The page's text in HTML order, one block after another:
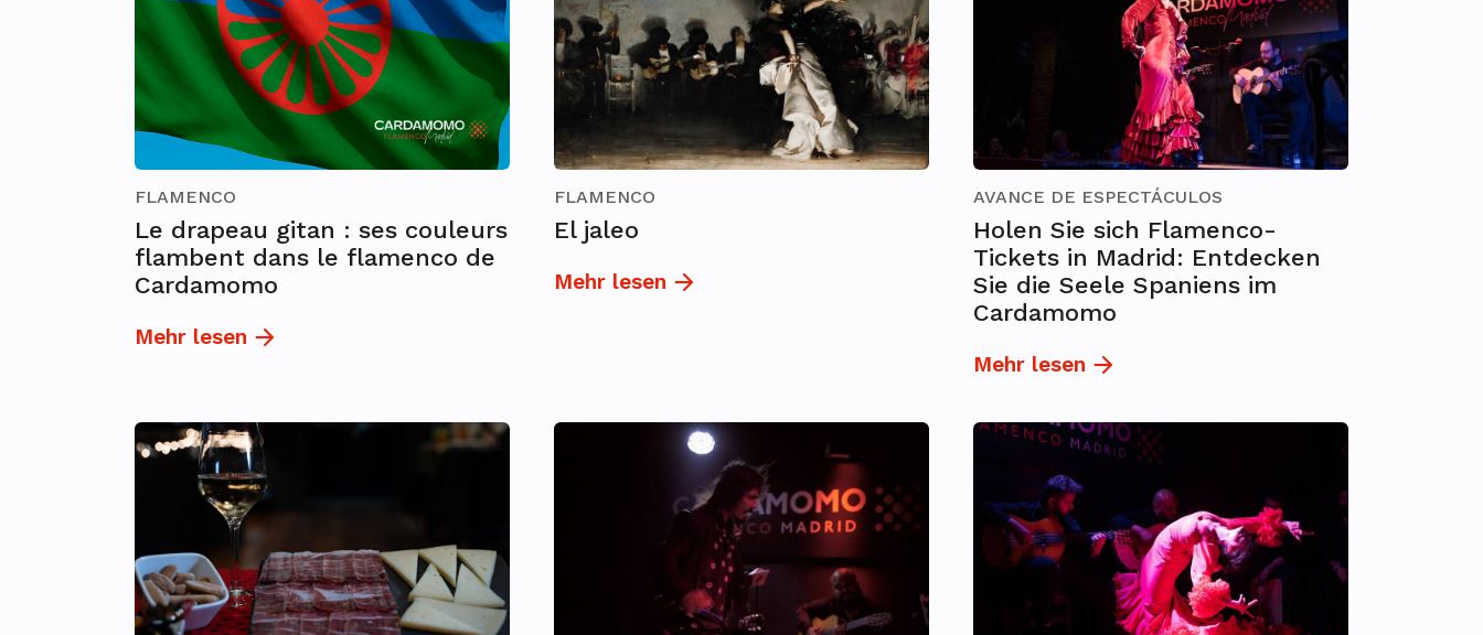
FLAMENCO
Le drapeau gitan : ses couleurs
flambent dans le flamenco de
Cardamomo
Mehr lesen
FLAMENCO
El jaleo
Mehr lesen
AVANCE DE ESPECTÁCULOS
Holen Sie sich Flamenco-
Tickets in Madrid: Entdecken
Sie die Seele Spaniens im
Cardamomo
Mehr lesen